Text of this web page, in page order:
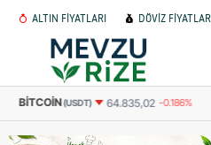
ALTIN FİYATLARI DÖVİZ
BITCOIN(USDT) 64.835,02 -0.186%